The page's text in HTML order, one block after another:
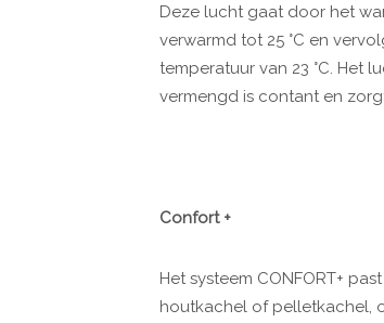
Deze lucht gaat door het
verwarmd tot 25 °C en
temperatuur van 23 °C. Het
vermengd is contant en
Confort +
Het systeem CONFORT+
houtkachel of pelletkachel,